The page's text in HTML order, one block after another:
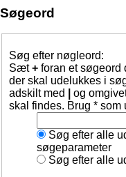
Søgeord
Søg efter nøgleord:
Sæt+ foran et søgeord
der skal udelukkes i
adskilt med
og
skal findes. Brug * som
Søg efter alle
søgeparameter
Søg efter alle